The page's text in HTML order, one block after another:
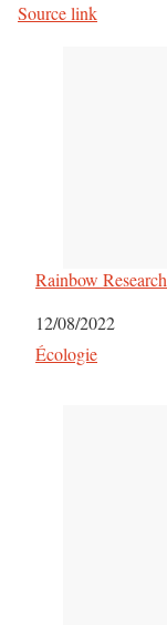
Source link
Rainbow
Date
12/08/2022
Par rapport à
Écologie